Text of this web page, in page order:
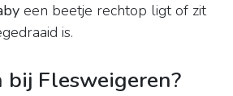
een beetje rechtop ligt of zit
is.
bij Flesweigeren?